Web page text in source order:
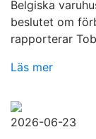
Belgiska
beslutet om
rapporterar
Läs mer
2026-06-23